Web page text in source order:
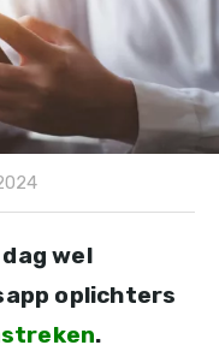
wel
oplichters
.